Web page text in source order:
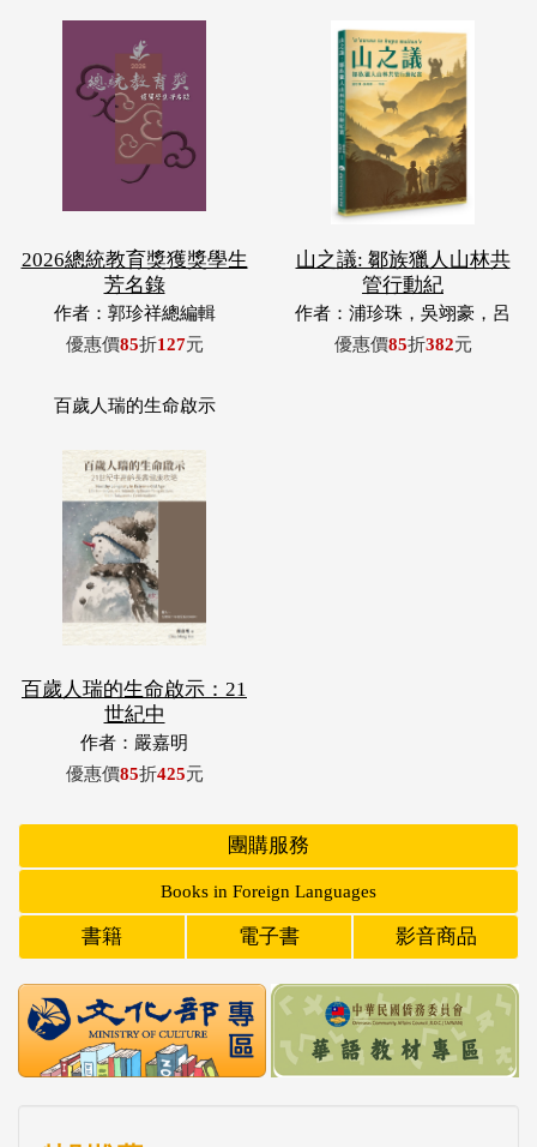
2026總統教育獎獲獎學生
芳名錄
作者：郭珍祥總編輯
優惠價85折127元
山之議: 鄒族獵人山林共
管行動紀
作者：浦珍珠，吳翊豪，呂
翊齊，張惠東，許玉青，王
優惠價85折382元
百歲人瑞的生命啟示
百歲人瑞的生命啟示：21
世紀中
作者：嚴嘉明
優惠價85折425元
團購服務
Books in Foreign Languages
書籍 電子書 影音商品